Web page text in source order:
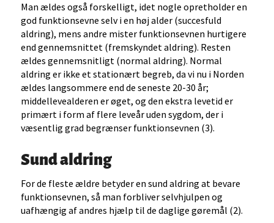
Man ældes også forskelligt, idet nogle opretholder en
god funktionsevne selv i en høj alder (succesfuld
aldring), mens andre mister funktionsevnen hurtigere
end gennemsnittet (fremskyndet aldring). Resten
ældes gennemsnitligt (normal aldring). Normal
aldring er ikke et stationært begreb, da vi nu i Norden
ældes langsommere end de seneste 20-30 år;
middellevealderen er øget, og den ekstra levetid er
primært i form af flere leveår uden sygdom, der i
væsentlig grad begrænser funktionsevnen (3).
Sund aldring
For de fleste ældre betyder en sund aldring at bevare
funktionsevnen, så man forbliver selvhjulpen og
uafhængig af andres hjælp til de daglige gøremål (2).